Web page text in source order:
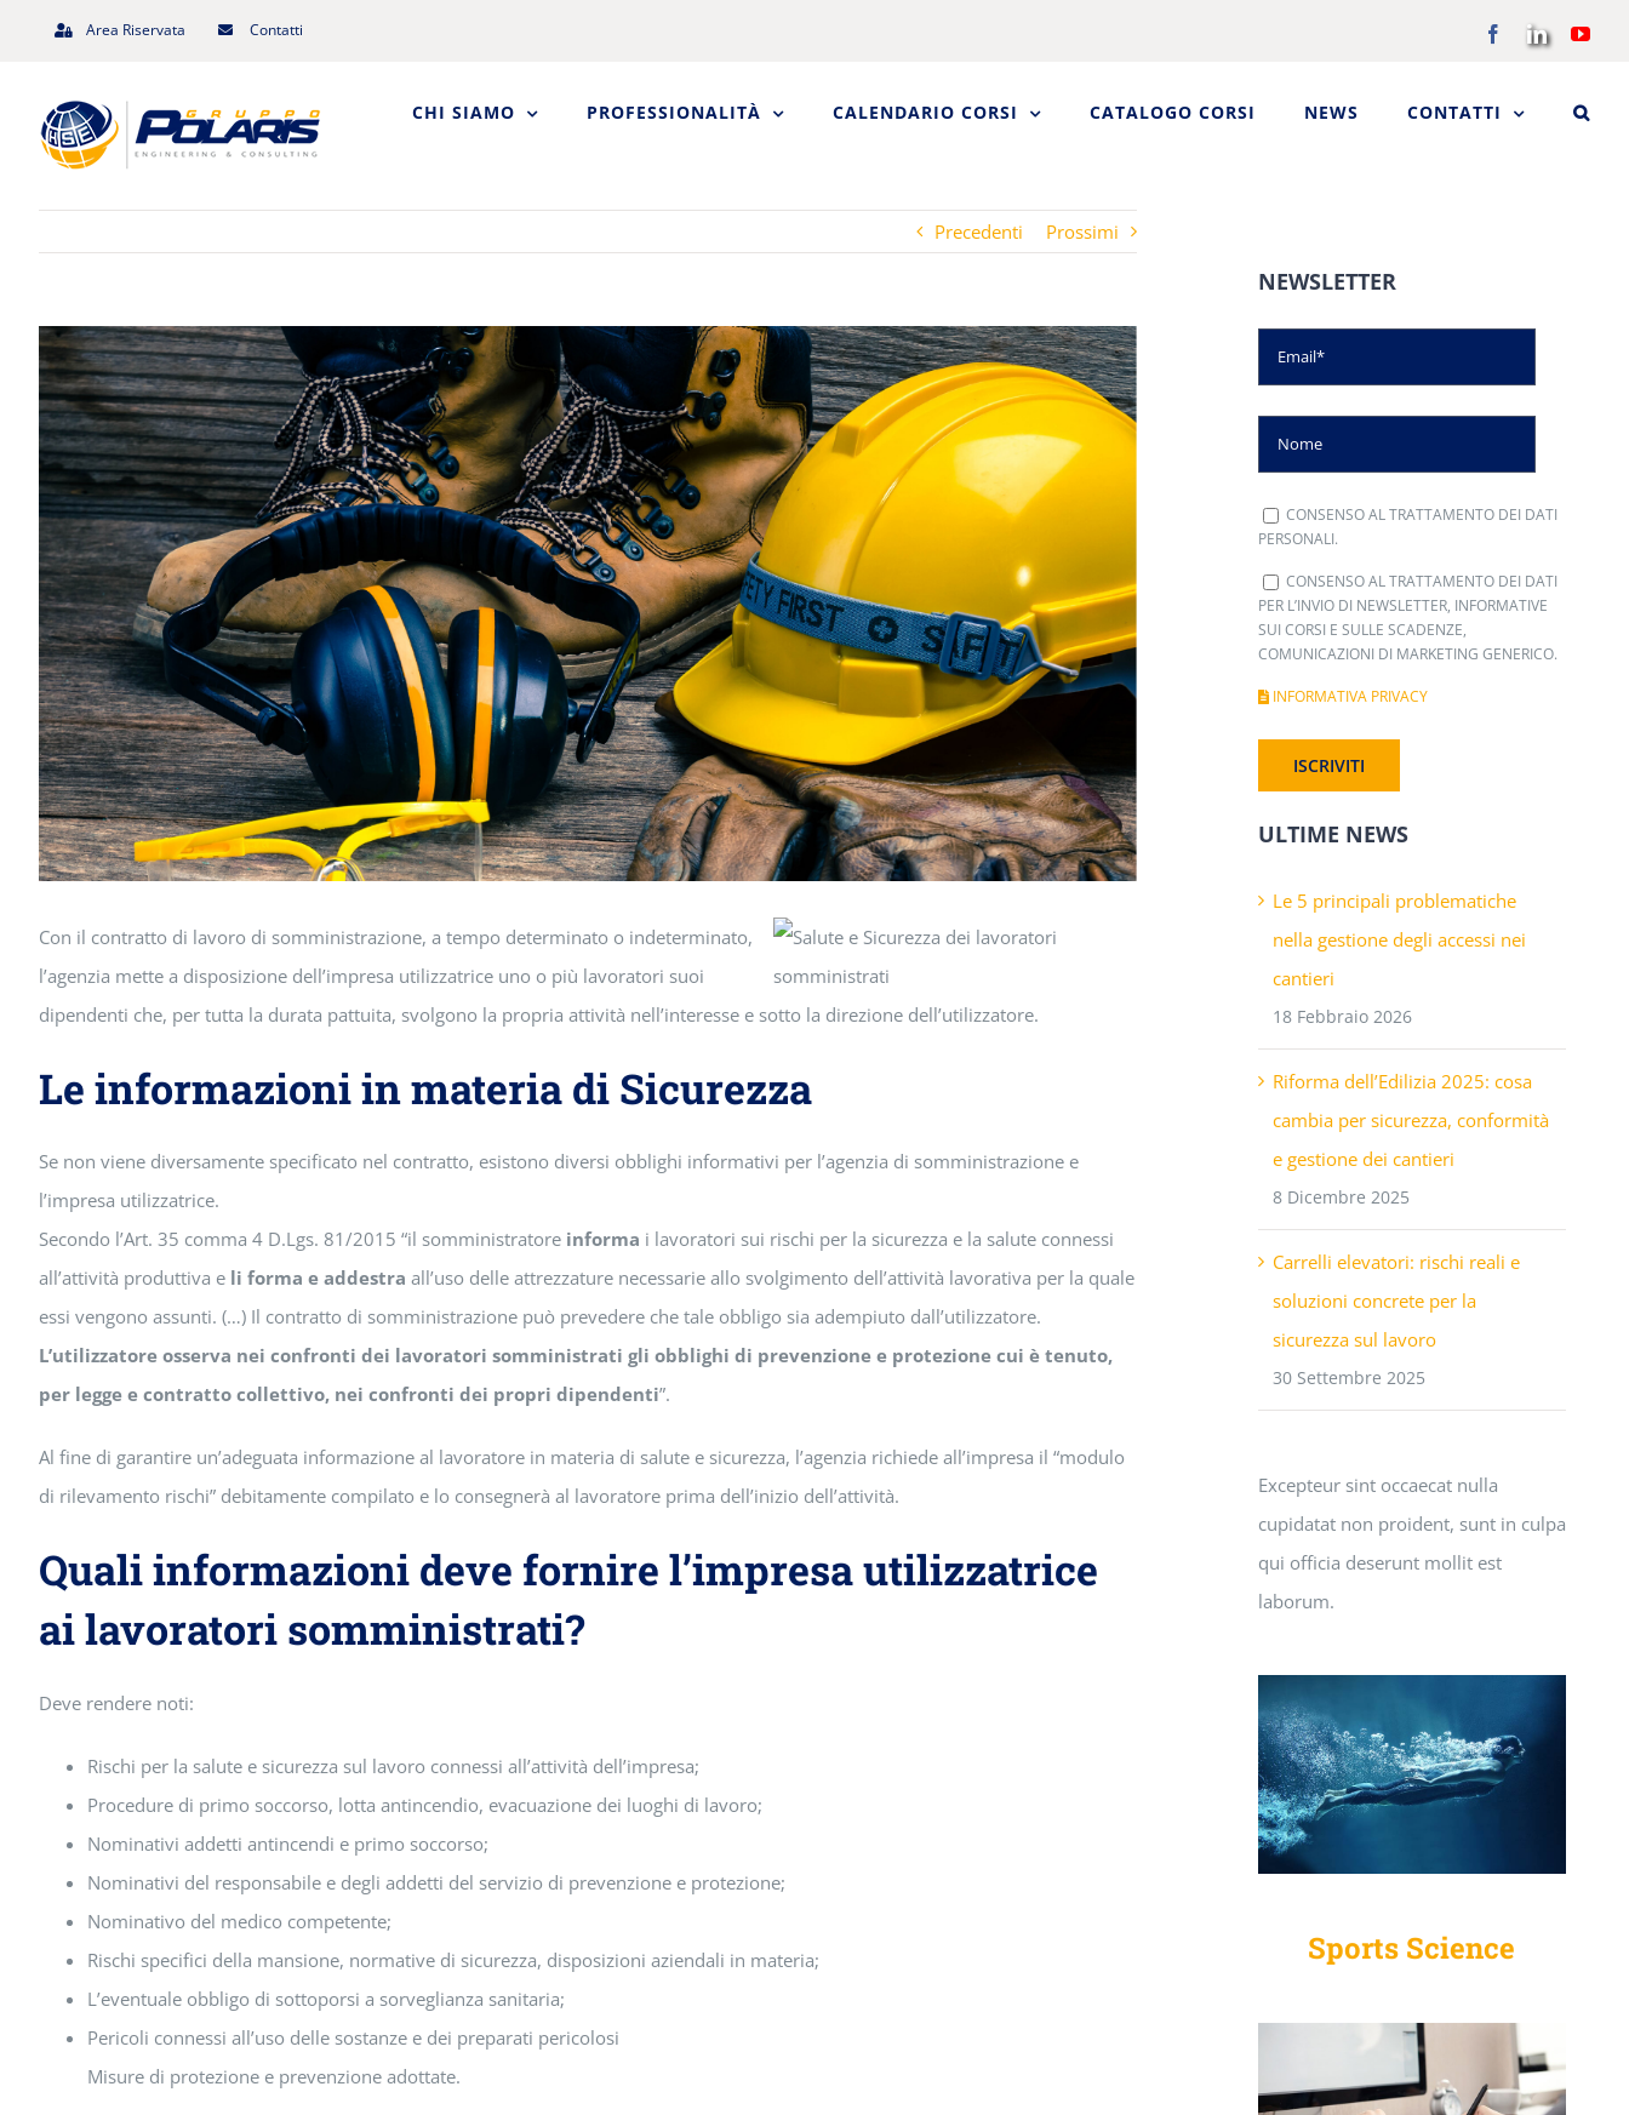
contenuto
Area Riservata Contatti FacebookLinkedIn
CHI SIAMO PROFESSIONALITÀ CALENDARIO CORSI CATALOGO CORSI NEWS CONTATTI
Precedenti Prossimi
Con il contratto di lavoro di somministrazione, a tempo determinato o indeterminato,
l’agenzia mette a disposizione dell’impresa utilizzatrice uno o più lavoratori suoi
dipendenti che, per tutta la durata pattuita, svolgono la propria attività nell’interesse e sotto la direzione dell’utilizzatore.
Le informazioni in materia di Sicurezza
Se non viene diversamente specificato nel contratto, esistono diversi obblighi informativi per l’agenzia di somministrazione e
l’impresa utilizzatrice.
Secondo l’Art. 35 comma 4 D.Lgs. 81/2015 “il somministratore informa i lavoratori sui rischi per la sicurezza e la salute connessi
all’attività produttiva e li forma e addestra all’uso delle attrezzature necessarie allo svolgimento dell’attività lavorativa per la quale
essi vengono assunti. (…) Il contratto di somministrazione può prevedere che tale obbligo sia adempiuto dall’utilizzatore.
L’utilizzatore osserva nei confronti dei lavoratori somministrati gli obblighi di prevenzione e protezione cui è tenuto,
per legge e contratto collettivo, nei confronti dei propri dipendenti”.
Al fine di garantire un’adeguata informazione al lavoratore in materia di salute e sicurezza, l’agenzia richiede all’impresa il “modulo
di rilevamento rischi” debitamente compilato e lo consegnerà al lavoratore prima dell’inizio dell’attività.
Quali informazioni deve fornire l’impresa utilizzatrice
ai lavoratori somministrati?
Deve rendere noti:
Rischi per la salute e sicurezza sul lavoro connessi all’attività dell’impresa;
Procedure di primo soccorso, lotta antincendio, evacuazione dei luoghi di lavoro;
Nominativi addetti antincendi e primo soccorso;
Nominativi del responsabile e degli addetti del servizio di prevenzione e protezione;
Nominativo del medico competente;
Rischi specifici della mansione, normative di sicurezza, disposizioni aziendali in materia;
L’eventuale obbligo di sottoporsi a sorveglianza sanitaria;
Pericoli connessi all’uso delle sostanze e dei preparati pericolosi
Misure di protezione e prevenzione adottate.
NEWSLETTER
CONSENSO AL TRATTAMENTO DEI DATI
PERSONALI.
CONSENSO AL TRATTAMENTO DEI DATI
PER L’INVIO DI NEWSLETTER, INFORMATIVE
SUI CORSI E SULLE SCADENZE,
COMUNICAZIONI DI MARKETING GENERICO.
INFORMATIVA PRIVACY
ULTIME NEWS
Le 5 principali problematiche
nella gestione degli accessi nei
cantieri
18 Febbraio 2026
Riforma dell’Edilizia 2025: cosa
cambia per sicurezza, conformità
e gestione dei cantieri
8 Dicembre 2025
Carrelli elevatori: rischi reali e
soluzioni concrete per la
sicurezza sul lavoro
30 Settembre 2025
Excepteur sint occaecat nulla
cupidatat non proident, sunt in culpa
qui officia deserunt mollit est
laborum.
Sports Science